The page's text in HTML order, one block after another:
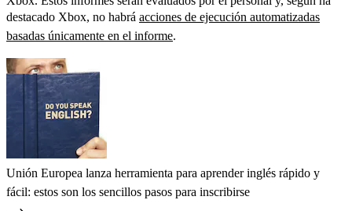
destacado Xbox, no habrá acciones de ejecución automatizadas
basadas únicamente en el informe.
Unión Europea lanza herramienta para aprender inglés rápido y
fácil: estos son los sencillos pasos para inscribirse